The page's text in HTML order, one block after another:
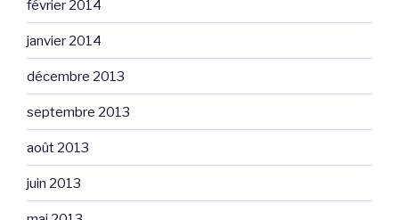
février 2014
janvier 2014
décembre 2013
septembre 2013
août 2013
juin 2013